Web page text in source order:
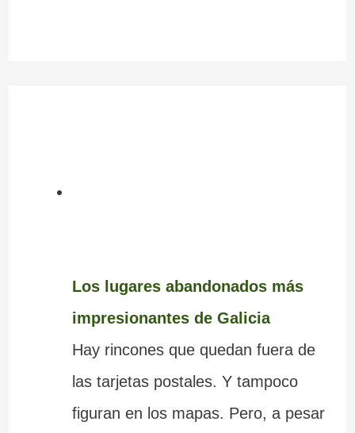
Los lugares abandonados más
impresionantes de Galicia
Hay rincones que quedan fuera de
las tarjetas postales. Y tampoco
figuran en los mapas. Pero, a pesar